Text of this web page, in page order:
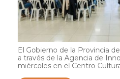
El Gobierno de la Provincia
a través de la Agencia de
miércoles en el Centro